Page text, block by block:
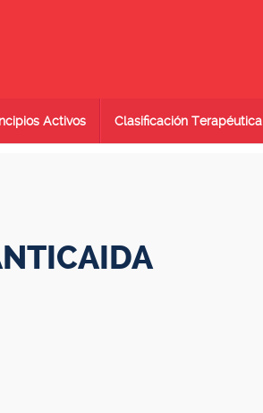
Activos Clasificación Terapéutica